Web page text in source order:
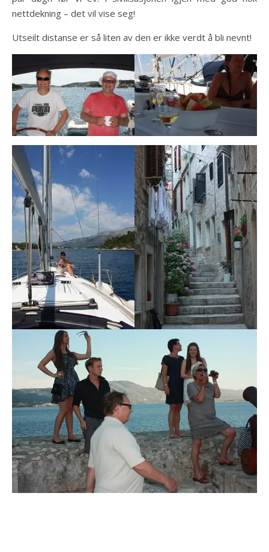
nettdekning – det vil vise seg!
Utseilt distanse er så liten av den er ikke verdt å bli nevnt!